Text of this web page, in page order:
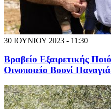
30 ΙΟΥΝΙΟΥ 2023 - 11:30
Βραβείο Εξαιρετικής
Οινοποιείο Βουνί